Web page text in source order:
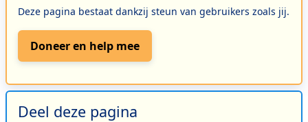
Deze pagina bestaat dankzij steun van gebruikers zoals jij.
Doneer en help mee
Deel deze pagina